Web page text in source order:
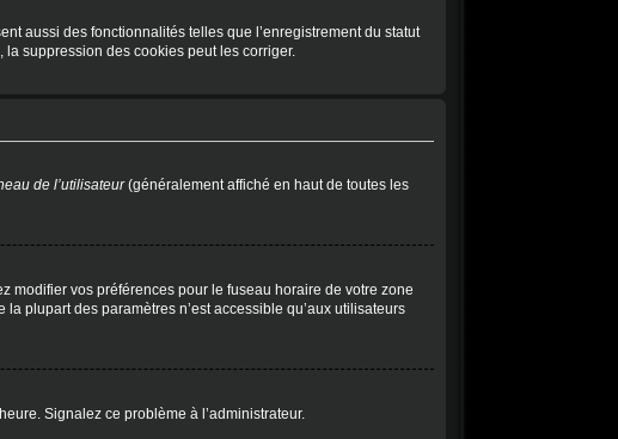
aussi des fonctionnalités telles que l’enregistrement du statut
suppression des cookies peut les corriger.
de l’utilisateur(généralement affiché en haut de toutes les
modifier vos préférences pour le fuseau horaire de votre zone
plupart des paramètres n’est accessible qu’aux utilisateurs
Signalez ce problème à l’administrateur.